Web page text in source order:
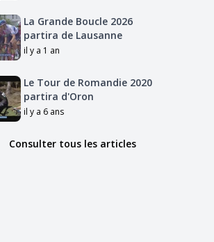
La Grande Boucle 2026
partira de Lausanne
il y a 1 an
Le Tour de Romandie 2020
partira d'Oron
il y a 6 ans
Consulter tous les articles